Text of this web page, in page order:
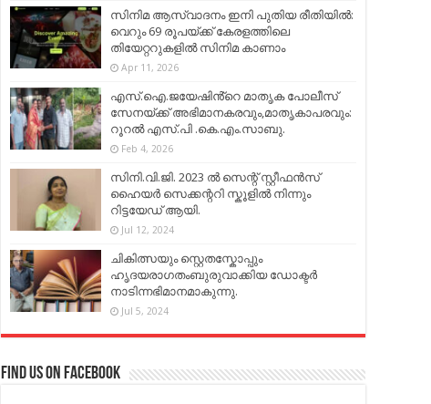
സിനിമ ആസ്വാദനം ഇനി പുതിയ രീതിയിൽ:
വെറും 69 രൂപയ്ക്ക് കേരളത്തിലെ
തിയേറ്ററുകളിൽ സിനിമ കാണാം
Apr 11, 2026
എസ്.ഐ.ജയേഷിൻ്റെ മാതൃക പോലീസ്
സേനയ്ക്ക് അഭിമാനകരവും,മാതൃകാപരവും:
റൂറൽ എസ്.പി .കെ.എം.സാബു.
Feb 4, 2026
സിനി.വി.ജി. 2023 ൽ സെന്റ് സ്റ്റീഫൻസ്
ഹൈയർ സെക്കന്ററി സ്കൂളിൽ നിന്നും
റിട്ടയേഡ് ആയി.
Jul 12, 2024
ചികിത്സയും സ്റ്റെതസ്കോപ്പും
ഹൃദയരാഗതംബുരുവാക്കിയ ഡോക്ടർ
നാടിന്നഭിമാനമാകുന്നു.
Jul 5, 2024
Find us on Facebook